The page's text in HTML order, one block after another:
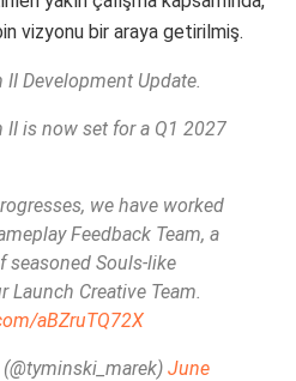
vizyonu bir araya getirilmiş.
Development Update.
II is now set for a Q1 2027
we have worked
Feedback Team, a
seasoned Souls-like
Launch Creative Team.
aBZruTQ72X
June